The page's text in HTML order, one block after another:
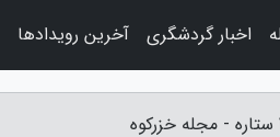
اخبار گردشگری آخرین رویدادها